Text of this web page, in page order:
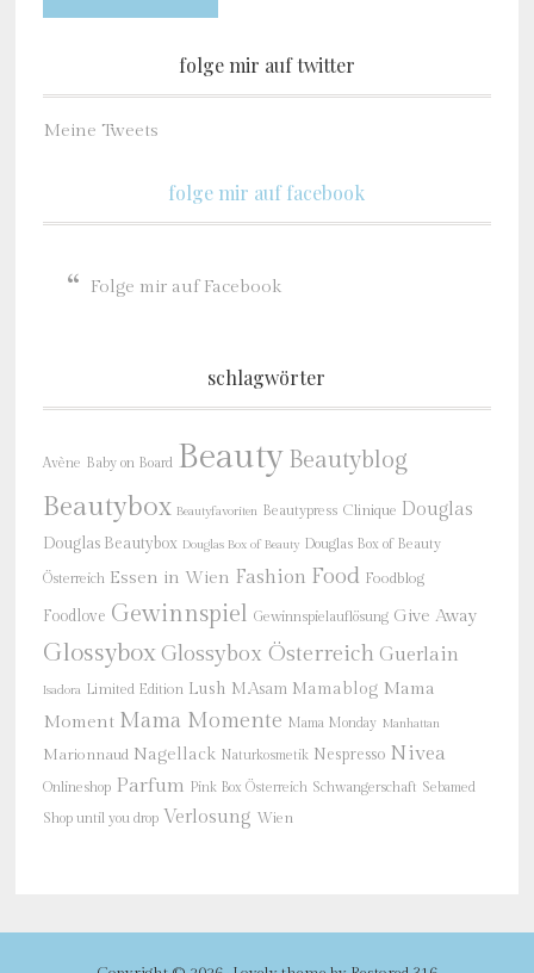
folge mir auf twitter
Meine Tweets
folge mir auf facebook
Folge mir auf Facebook
schlagwörter
Avène Baby on Board Beauty Beautyblog
Beautybox Beautyfavoriten Beautypress Clinique Douglas
Douglas Beautybox Douglas Box of Beauty Douglas Box of Beauty
Österreich Essen in Wien Fashion Food Foodblog
Foodlove Gewinnspiel Gewinnspielauflösung Give Away
GlossyboxGlossybox Österreich Guerlain
Isadora Limited Edition Lush M.Asam Mamablog Mama
Moment Mama Momente Mama Monday Manhattan
Marionnaud Nagellack Naturkosmetik Nespresso Nivea
Onlineshop Parfum Pink Box Österreich Schwangerschaft Sebamed
Shop until you drop Verlosung Wien